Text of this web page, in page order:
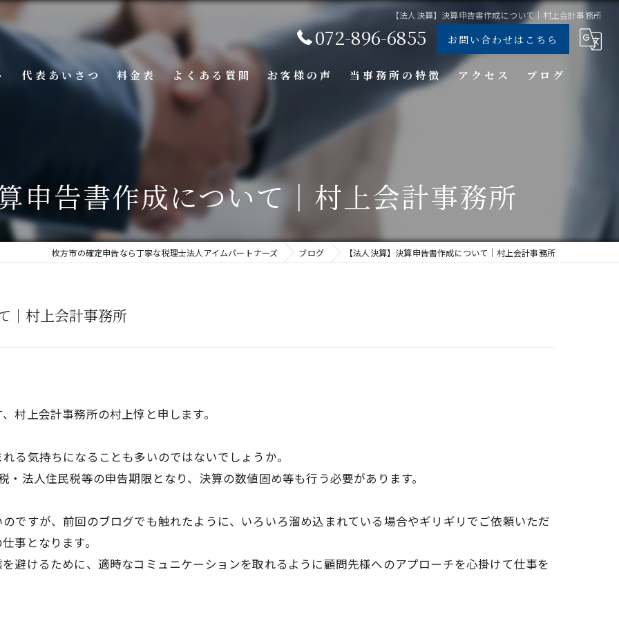
【法人決算】決算申告書作成について｜村上会計事務所
072-896-6855 お問い合わせはこちら
代表あいさつ 料金表 よくある質問 お客様の声 当事務所の特徴
個人
経営コンサル
会計事務所
アクセス ブログ
申告書作成について｜村上会計事務所
枚方市の確定申告なら丁寧な税理士法人アイムパートナーズ ブログ 【法人決算】決算申告書作成について｜村上会計事務所
｜村上会計事務所
村上会計事務所の村上惇と申します。
る気持ちになることも多いのではないでしょうか。
法人住民税等の申告期限となり、決算の数値固め等も行う必要があります。
ですが、前回のブログでも触れたように、いろいろ溜め込まれている場合やギリギリでご依頼いただ
事となります。
避けるために、適時なコミュニケーションを取れるように顧問先様へのアプローチを心掛けて仕事を